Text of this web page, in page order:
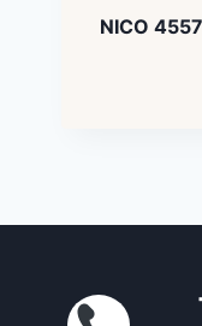
NICO